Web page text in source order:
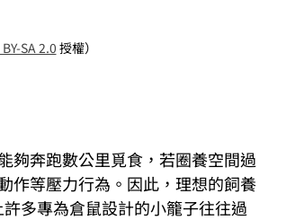
BY-SA 2.0 授權）
夠奔跑數公里覓食，若圈養空間過
作等壓力行為。因此，理想的飼養
多專為倉鼠設計的小籠子往往過